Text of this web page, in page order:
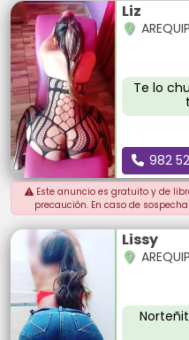
Liz
Te lo
982
Este anuncio es gratuito y de
precaución. En caso de
Lissy